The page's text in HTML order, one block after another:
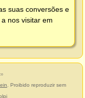
suas conversões e
a nos visitar em
. Proibido reproduzir sem